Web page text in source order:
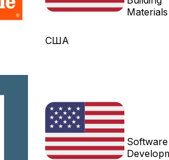
США
Materials
Software